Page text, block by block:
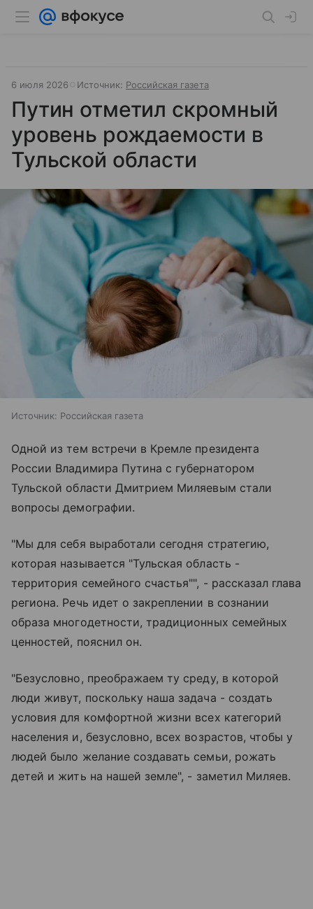
6 июля 2026 Источник: Российская газета
Путин отметил скромный
уровень рождаемости в
Тульской области
Источник: Российская газета
Одной из тем встречи в Кремле президента
России Владимира Путина с губернатором
Тульской области Дмитрием Миляевым стали
вопросы демографии.
"Мы для себя выработали сегодня стратегию,
которая называется "Тульская область -
территория семейного счастья"", - рассказал глава
региона. Речь идет о закреплении в сознании
образа многодетности, традиционных семейных
ценностей, пояснил он.
"Безусловно, преображаем ту среду, в которой
люди живут, поскольку наша задача - создать
условия для комфортной жизни всех категорий
населения и, безусловно, всех возрастов, чтобы у
людей было желание создавать семьи, рожать
детей и жить на нашей земле", - заметил Миляев.